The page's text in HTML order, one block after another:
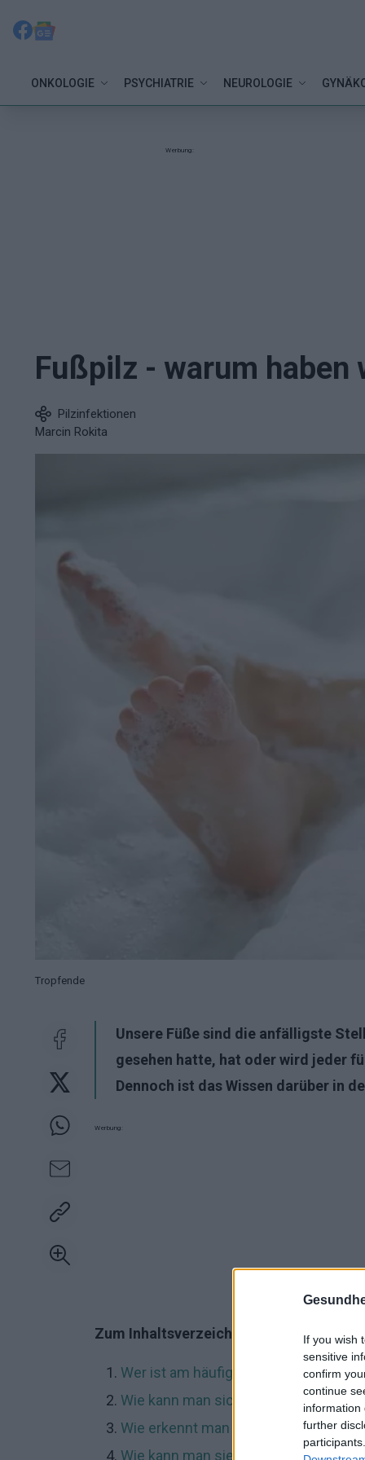
If you wish
sensitive
confirm
continue
information
further
ONKOLOGIE PSYCHIATRIE NEUROLOGIE
Werbung:
Fußpilz - warum haben
Pilzinfektionen
Marcin Rokita
Tropfende
Unsere Füße sind die anfälligste
gesehen hatte, hat oder wird jeder
Dennoch ist das Wissen darüber in
Werbung:
Zum Inhaltsverzeichnis:
Wer ist am häufigsten betroffen?
Wie kann man sich vor ihr schützen?
Wie erkennt man sie?
Wie kann man sie behandeln?